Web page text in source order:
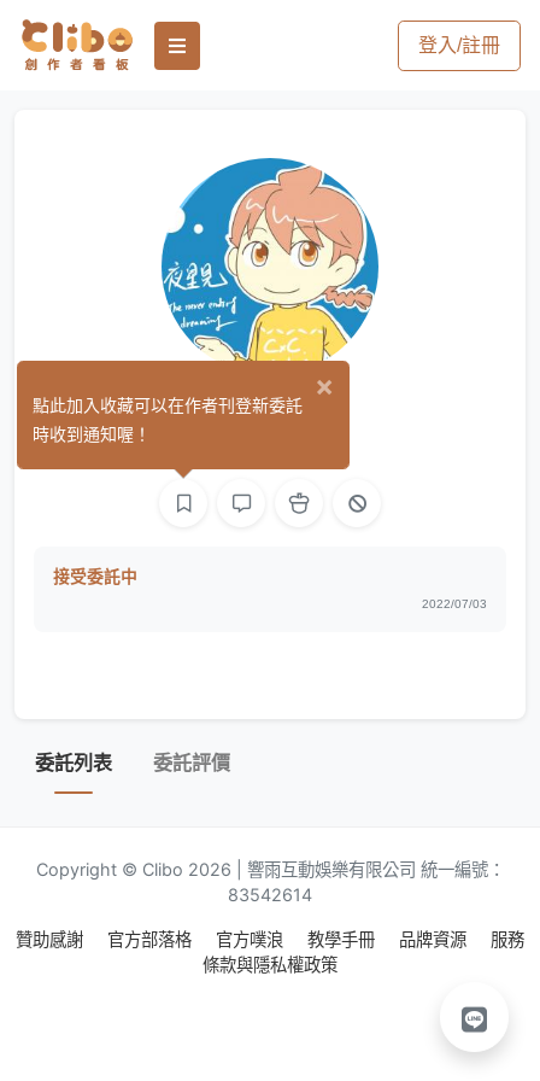
登入/註冊
夜星見
接受委託中
2022/07/03
委託列表 委託評價
Copyright © Clibo 2026 | 響雨互動娛樂有限公司 統一編號：
83542614
贊助感謝 官方部落格 官方噗浪 教學手冊 品牌資源
服務
條款與隱私權政策
×
點此加入收藏可以在作者刊登新委託
時收到通知喔！